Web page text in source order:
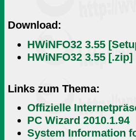
Download:
HWiNFO32 3.55
HWiNFO32 3.55 [.zip]
Links zum Thema:
Offizielle
PC Wizard 2010.1.94
System Information